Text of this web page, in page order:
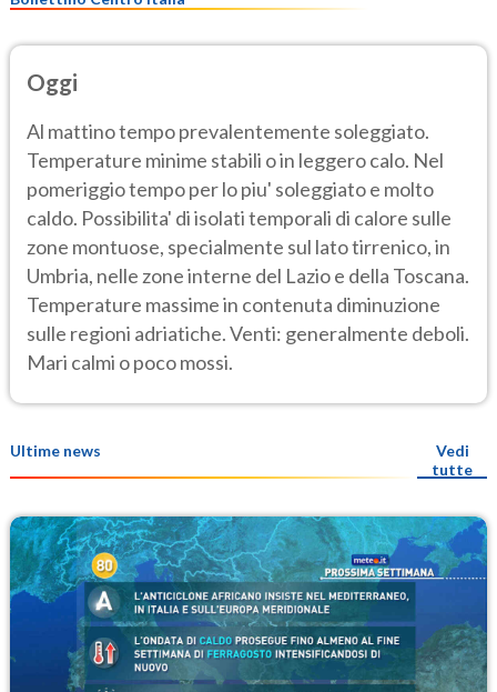
Oggi
Al mattino tempo prevalentemente soleggiato.
Temperature minime stabili o in leggero calo. Nel
pomeriggio tempo per lo piu' soleggiato e molto
caldo. Possibilita' di isolati temporali di calore sulle
zone montuose, specialmente sul lato tirrenico, in
Umbria, nelle zone interne del Lazio e della Toscana.
Temperature massime in contenuta diminuzione
sulle regioni adriatiche. Venti: generalmente deboli.
Mari calmi o poco mossi.
Ultime news
Vedi
tutte